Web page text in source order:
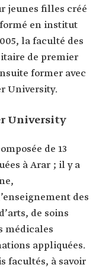
jeunes filles créé
en institut
la faculté des
de premier
former avec
University.
University
de 13
à Arar ; il y a
des
de soins
médicales
appliquées.
facultés, à savoir